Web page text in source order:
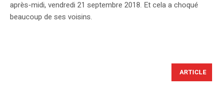
après-midi, vendredi 21 septembre 2018. Et cela a choqué
beaucoup de ses voisins.
ARTICLE